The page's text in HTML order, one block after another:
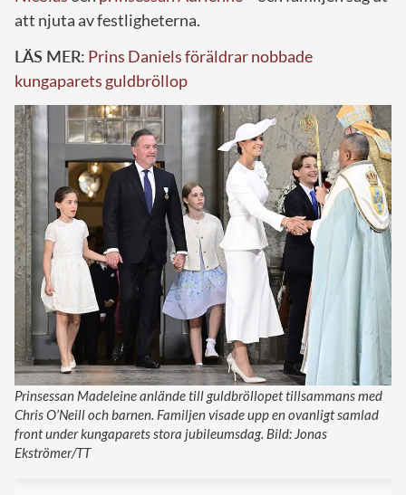
att njuta av festligheterna.
LÄS MER: Prins Daniels föräldrar nobbade
kungaparets guldbröllop
Prinsessan Madeleine anlände till guldbröllopet tillsammans med
Chris O’Neill och barnen. Familjen visade upp en ovanligt samlad
front under kungaparets stora jubileumsdag. Bild: Jonas
Ekströmer/TT